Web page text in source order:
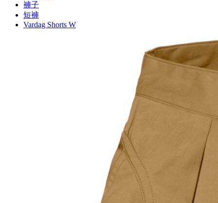
褲子
短褲
Vardag Shorts W